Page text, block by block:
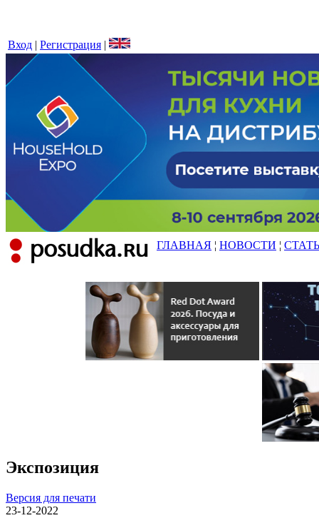
Вход | Регистрация |
ГЛАВНАЯ ¦ НОВОСТИ ¦
Экспозиция
Версия для печати
23-12-2022